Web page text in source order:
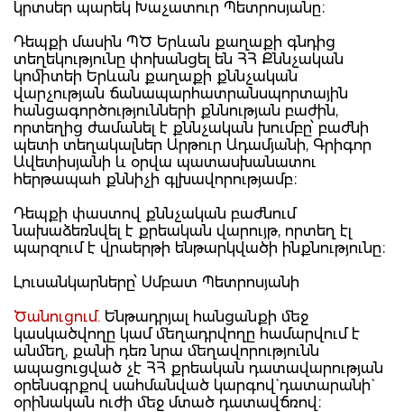
կրտսեր պարեկ Խաչատուր Պետրոսյանը։
Դեպքի մասին ՊԾ Երևան քաղաքի գնդից
տեղեկությունը փոխանցել են ՀՀ Քննչական
կոմիտեի Երևան քաղաքի քննչական
վարչության ճանապարհատրանսպորտային
հանցագործությունների քննության բաժին,
որտեղից ժամանել է քննչական խումբը՝ բաժնի
պետի տեղակալներ Արթուր Ադամյանի, Գրիգոր
Ավետիսյանի և օրվա պատասխանատու
հերթապահ քննիչի գլխավորությամբ։
Դեպքի փաստով քննչական բաժնում
նախաձեռնվել է քրեական վարույթ, որտեղ էլ
պարզում է վրաերթի ենթարկվածի ինքնությունը։
Լուսանկարները՝ Սմբատ Պետրոսյանի
Ծանուցում. Ենթադրյալ հանցանքի մեջ
կասկածվողը կամ մեղադրվողը համարվում է
անմեղ, քանի դեռ նրա մեղավորությունն
ապացուցված չէ ՀՀ քրեական դատավարության
օրենսգրքով սահմանված կարգով` դատարանի`
օրինական ուժի մեջ մտած դատավճռով։